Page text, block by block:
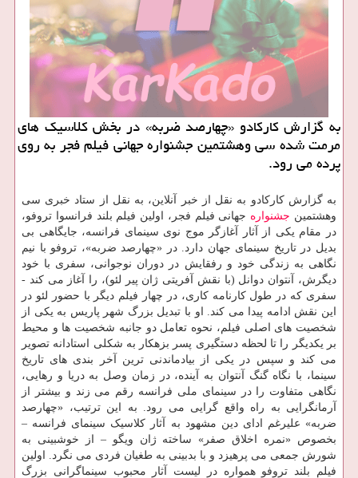
به گزارش کارکادو «چهارصد ضربه» در بخش کلاسیک های
مرمت شده سی وهشتمین جشنواره جهانی فیلم فجر به روی
پرده می رود.
به گزارش کارکادو به نقل از خبر آنلاین، به نقل از ستاد خبری سی
وهشتمین جشنواره جهانی فیلم فجر، اولین فیلم بلند فرانسوا تروفو،
در مقام یکی از آثار آغازگر موج نوی سینمای فرانسه، جایگاهی بی
بدیل در تاریخ سینمای جهان دارد. در «چهارصد ضربه»، تروفو با نیم
نگاهی به زندگی خود و رفقایش در دوران نوجوانی، سفری با خود
دیگرش، آنتوان دوانل (با نقش آفریتی ژان پیر لئو)، را آغاز می کند -
سفری که در طول کارنامه کاری، در چهار فیلم دیگر با حضور لئو در
این نقش ادامه پیدا می کند. او با تبدیل بزرگ شهر پاریس به یکی از
شخصیت های اصلی فیلم، نحوه تعامل دو جانبه شخصیت ها و محیط
بر یکدیگر را تا لحظه دستگیری پسر بزهکار به شکلی استادانه تصویر
می کند و سپس در یکی از بیادماندنی ترین آخر بندی های تاریخ
سینما، با نگاه گنگ آنتوان به آینده، در زمان وصل به دریا و رهایی،
نگاهی متفاوت را در سینمای ملی فرانسه رقم می زند و بیشتر از
آرمانگرایی به راه واقع گرایی می رود. به این ترتیب، «چهارصد
ضربه» علیرغم ادای دین مشهود به آثار کلاسیک سینمای فرانسه –
بخصوص «نمره اخلاق صفر» ساخته ژان ویگو – از خوشبینی به
شورش جمعی می پرهیزد و با بدبینی به طغیان فردی می نگرد. اولین
فیلم بلند تروفو همواره در لیست آثار محبوب سینماگرانی بزرگ